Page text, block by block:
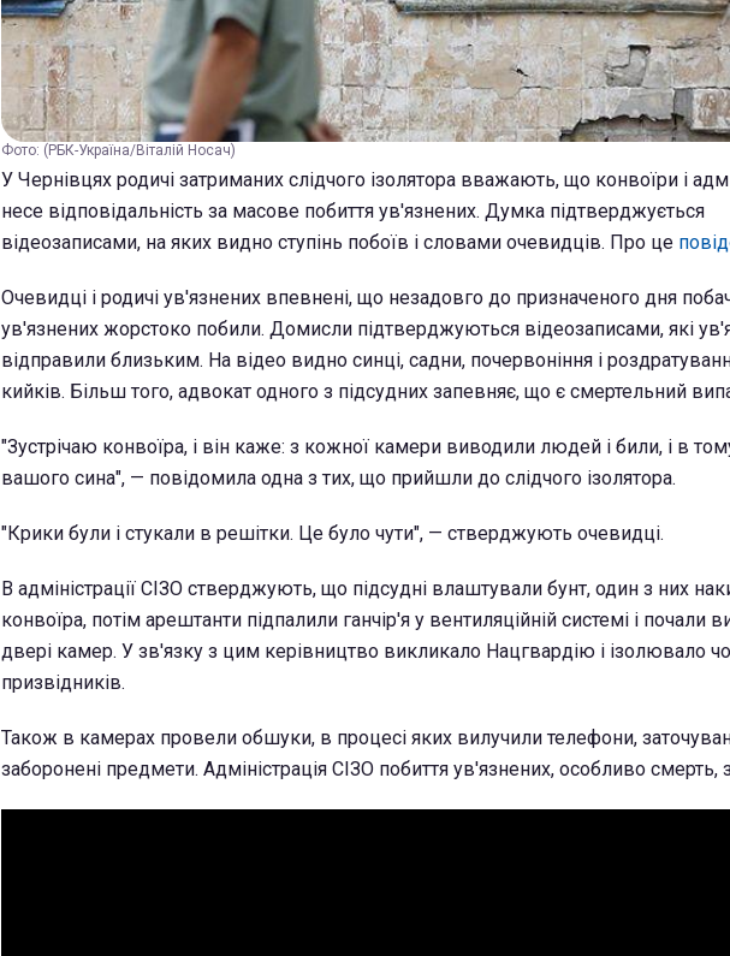
Фото: (РБК-Україна/Віталій Носач)
У Чернівцях родичі затриманих слідчого ізолятора вважають, що конвоїри і
несе відповідальність за масове побиття ув'язнених. Думка підтверджується
відеозаписами, на яких видно ступінь побоїв і словами очевидців. Про це
Очевидці і родичі ув'язнених впевнені, що незадовго до призначеного дня
ув'язнених жорстоко побили. Домисли підтверджуються відеозаписами, які
відправили близьким. На відео видно синці, садни, почервоніння і
кийків. Більш того, адвокат одного з підсудних запевняє, що є смертельний
"Зустрічаю конвоїра, і він каже: з кожної камери виводили людей і били, і в
вашого сина", — повідомила одна з тих, що прийшли до слідчого ізолятора.
"Крики були і стукали в решітки. Це було чути", — стверджують очевидці.
В адміністрації СІЗО стверджують, що підсудні влаштували бунт, один з них
конвоїра, потім арештанти підпалили ганчір'я у вентиляційній системі і почали
двері камер. У зв'язку з цим керівництво викликало Нацгвардію і ізолювало
призвідників.
Також в камерах провели обшуки, в процесі яких вилучили телефони,
заборонені предмети. Адміністрація СІЗО побиття ув'язнених, особливо смерть,